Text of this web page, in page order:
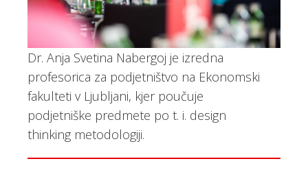
Dr. Anja Svetina Nabergoj je izredna
profesorica za podjetništvo na Ekonomski
fakulteti v Ljubljani, kjer poučuje
podjetniške predmete po t. i. design
thinking metodologiji.